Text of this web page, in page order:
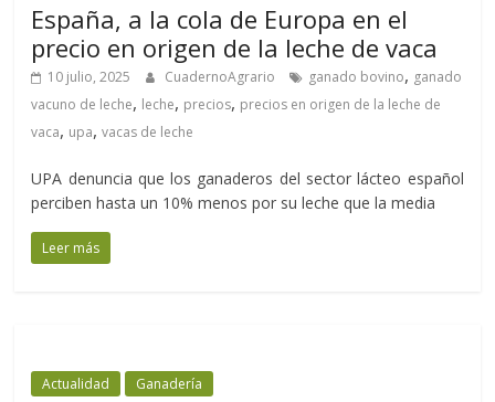
España, a la cola de Europa en el
precio en origen de la leche de vaca
10 julio, 2025 CuadernoAgrario ganado bovino, ganado
vacuno de leche, leche, precios, precios en origen de la leche de
vaca, upa,vacas de leche
UPA denuncia que los ganaderos del sector lácteo español
perciben hasta un 10% menos por su leche que la media
Leer más
Actualidad Ganadería